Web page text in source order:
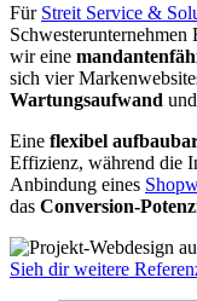
Für Streit Service &
wir eine
sich vier
Wartungsaufwand
Eine flexibel
Effizienz, während die
Anbindung eines
das Conversion-
Sieh dir weitere